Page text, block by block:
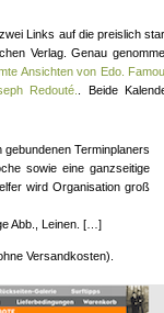
Links auf die preislich
Verlag. Genau
Ansichten von Edo.
Redouté.
. Beide
Terminplaners
sowie eine ganzseitige
wird Organisation groß
Abb., Leinen. […]
Versandkosten).